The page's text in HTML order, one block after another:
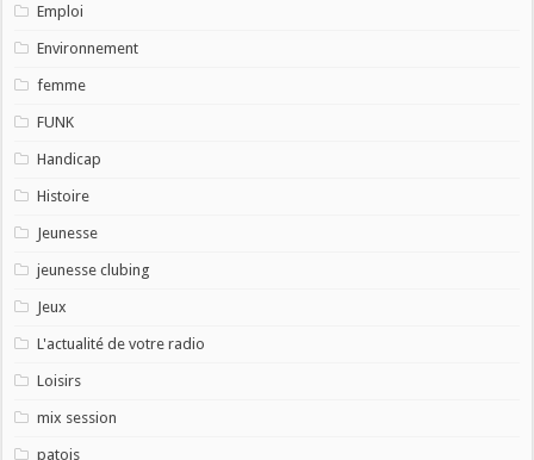
Emploi
Environnement
femme
FUNK
Handicap
Histoire
Jeunesse
jeunesse clubing
Jeux
L'actualité de votre radio
Loisirs
mix session
patois